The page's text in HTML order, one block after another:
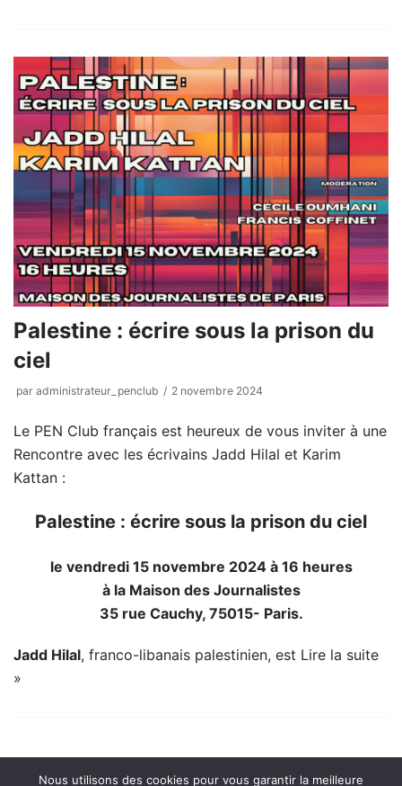
Palestine : écrire sous la prison du
ciel
par administrateur_penclub 2 novembre 2024
Le PEN Club français est heureux de vous inviter à une
Rencontre avec les écrivains Jadd Hilal et Karim
Kattan :
Palestine : écrire sous la prison du ciel
le vendredi 15 novembre 2024 à 16 heures
à la Maison des Journalistes
35 rue Cauchy, 75015- Paris.
Jadd Hilal, franco-libanais palestinien, est Lire la suite
»
Nous utilisons des cookies pour vous garantir la meilleure